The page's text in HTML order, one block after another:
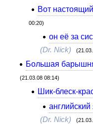
Вот
00:20)
он её за
(Dr. Nick)
Большая
(21.03.08 08:14)
Шик-блеск-
(Dr. Nick)